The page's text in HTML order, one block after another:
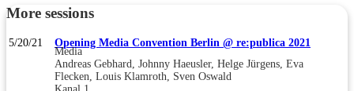
More sessions
5/20/21 Opening Media Convention Berlin @ re:publica 2021
Media
Andreas Gebhard, Johnny Haeusler, Helge Jürgens, Eva
Flecken, Louis Klamroth, Sven Oswald
Kanal 1